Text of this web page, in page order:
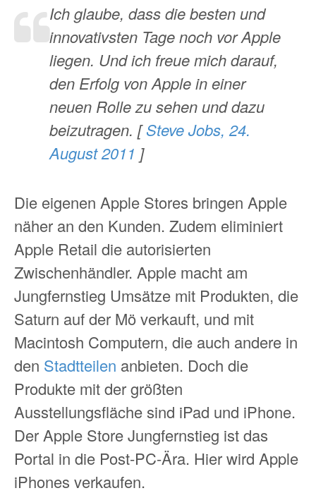
Ich glaube, dass die besten und
innovativsten Tage noch vor Apple
liegen. Und ich freue mich darauf,
den Erfolg von Apple in einer
neuen Rolle zu sehen und dazu
beizutragen. [Steve Jobs, 24.
August 2011 ]
Die eigenen Apple Stores bringen Apple
näher an den Kunden. Zudem eliminiert
Apple Retail die autorisierten
Zwischenhändler. Apple macht am
Jungfernstieg Umsätze mit Produkten, die
Saturn auf der Mö verkauft, und mit
Macintosh Computern, die auch andere in
den Stadtteilen anbieten. Doch die
Produkte mit der größten
Ausstellungsfläche sind iPad und iPhone.
Der Apple Store Jungfernstieg ist das
Portal in die Post-PC-Ära. Hier wird Apple
iPhones verkaufen.